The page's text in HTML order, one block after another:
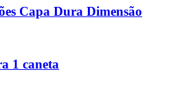
Capa Dura Dimensão
1 caneta